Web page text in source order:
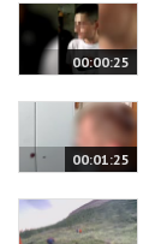
00:00:25
00:01:25